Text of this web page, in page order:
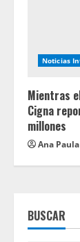
Noticias
Mientras
Cigna
millones
Ana
BUSCAR